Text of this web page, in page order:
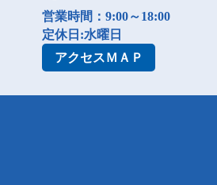
営業時間：9:00～18:00
定休日:水曜日
アクセスＭＡＰ